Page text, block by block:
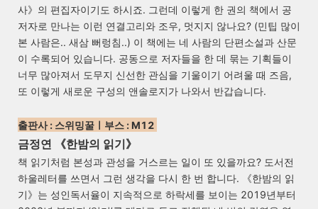
사》의 편집자이기도 하시죠. 그런데 이렇게 한 권의 책에서 공
저자로 만나는 이런 연결고리와 조우, 멋지지 않나요? (민팁 많이
본 사람은.. 새삼 뻐렁침..) 이 책에는 네 사람의 단편소설과 산문
이 수록되어 있습니다. 공동으로 저자들을 한 데 묶는 기획들이
너무 많아져서 도무지 신선한 관심을 기울이기 어려울 때 즈음,
또 이렇게 새로운 구성의 앤솔로지가 나와서 반갑습니다.
출판사 : 스위밍꿀 ㅣ 부스 : M12
금정연 《한밤의 읽기》
책 읽기처럼 본성과 관성을 거스르는 일이 또 있을까요? 도서전
하울레터를 쓰면서 그런 생각을 다시 한 번 합니다. 《한밤의 읽
기》는 성인독서율이 지속적으로 하락세를 보이는 2019년부터